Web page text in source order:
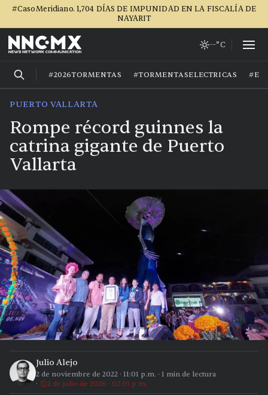
#CasoMeridiano. 1,704 DÍAS DE IMPUNIDAD EN LA FISCALÍA DE
NAYARIT
--°C
#2026TORMENTAS #TORMENTASELECTRICAS
PUERTO VALLARTA
Rompe récord guinnes la
catrina gigante de Puerto
Vallarta
Julio Alejo
2 de noviembre de 2022 · 11:01 p.m. · 1 min de lectura
2 de julio de 2026 · 02:10 p.m.